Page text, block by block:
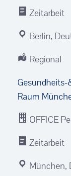
Zeitarbeit
Berlin,
Regional
Gesundheits-
Raum
OFFICE
Zeitarbeit
München,